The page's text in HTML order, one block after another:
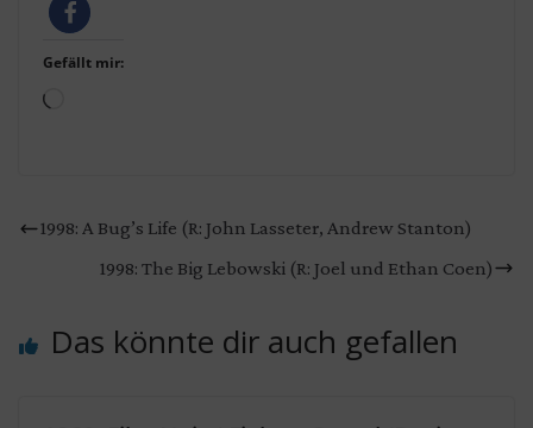
Gefällt mir:
1998: A Bug’s Life (R: John Lasseter, Andrew Stanton)
1998: The Big Lebowski (R: Joel und Ethan Coen)
Das könnte dir auch gefallen